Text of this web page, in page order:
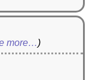
more…)